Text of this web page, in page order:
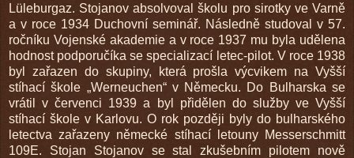
Lüleburgaz. Stojanov absolvoval školu pro sirotky ve Varně
a v roce 1934 Duchovní seminář. Následně studoval v 57.
ročníku Vojenské akademie a v roce 1937 mu byla udělena
hodnost podporučíka se specializací letec-pilot. V roce 1938
byl zařazen do skupiny, která prošla výcvikem na Vyšší
stíhací škole „Werneuchen“ v Německu. Do Bulharska se
vrátil v červenci 1939 a byl přidělen do služby ve Vyšší
stíhací škole v Karlovu. O rok později byly do bulharského
letectva zařazeny německé stíhací letouny Messerschmitt
109E. Stojan Stojanov se stal zkušebním pilotem nově